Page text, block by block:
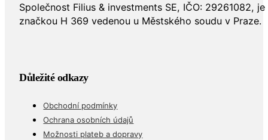
Společnost Filius & investments SE, IČO: 29261082,
značkou H 369 vedenou u Městského soudu v Praze.
Důležité odkazy
Obchodní podmínky
Ochrana osobních údajů
Možnosti plateb a dopravy